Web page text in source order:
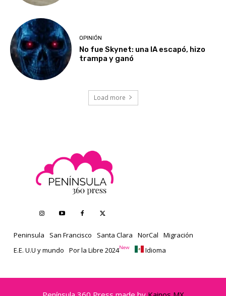
OPINIÓN
No fue Skynet: una IA escapó, hizo
trampa y ganó
Load more
Peninsula San Francisco Santa Clara NorCal
Migración
E.E. U.U y mundo
Por la Libre 2024New Idioma